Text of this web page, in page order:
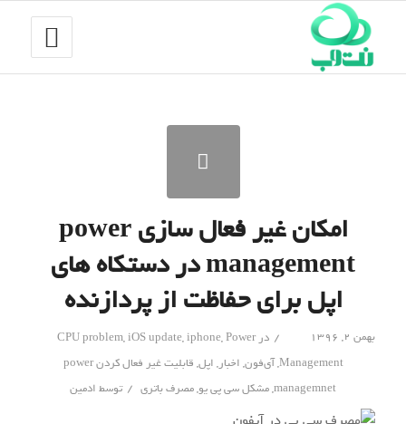
امکان غیر فعال سازی power
management در دستکاه های
اپل برای حفاظت از پردازنده
بهمن ۲, ۱۳۹۶ / در CPU problem,iOS update,iphone,Power
Management
,آی‌فون, اخبار, اپل,
قابلیت غیر فعال کردن power
managemnet
,مشکل سی پی یو,مصرف باتری / توسط ادمین